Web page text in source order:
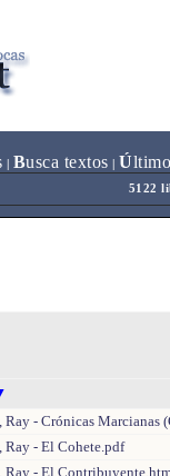
Busca textos Ú
5122
Ray - Crónicas Marcianas
Ray - El Cohete.pdf
Ray - El